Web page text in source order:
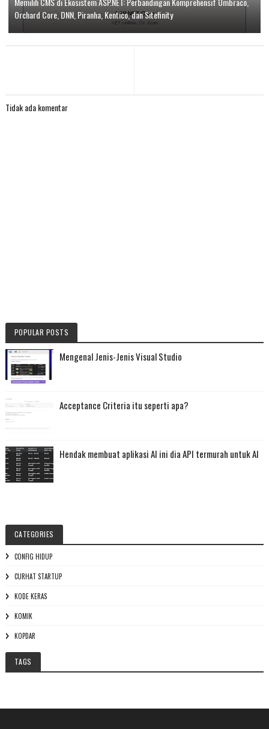
Orchard Core, DNN, Piranha, Kentico, dan Sitefinity
Tidak ada komentar
POPULAR POSTS
Mengenal Jenis-Jenis Visual Studio
Acceptance Criteria itu seperti apa?
Hendak membuat aplikasi AI ini dia API termurah untuk AI
CATEGORIES
CONFIG HIDUP
CURHAT STARTUP
KODE KERAS
KOMIK
KOPDAR
TAGS